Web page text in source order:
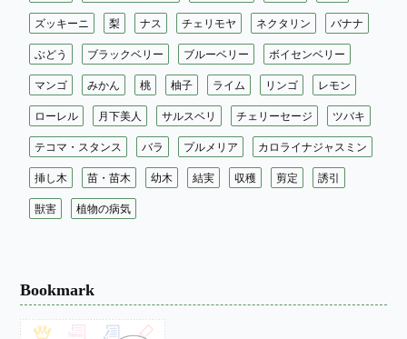
ズッキーニ 梨 ナス チェリモヤ ネクタリン バナナ
ぶどう ブラックベリー ブルーベリー ボイセンベリー
マンゴ みかん 桃 柚子 ライム リンゴ レモン
ローレル 月下美人 サルスベリ チェリーセージ ツバキ
テコマ・スタンス バラ プルメリア カロライナジャスミン
挿し木 苗・苗木 幼木 結実 収穫 剪定 誘引
獣害 植物の病気
Bookmark